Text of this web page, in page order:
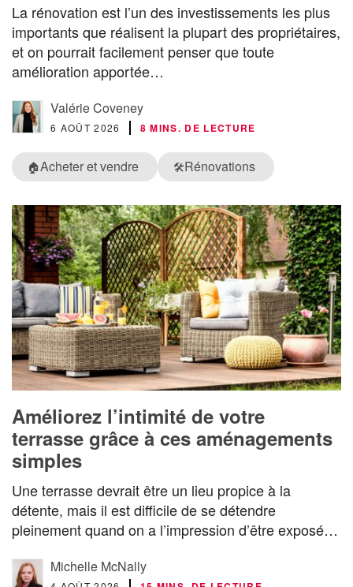
La rénovation est l’un des investissements les plus
importants que réalisent la plupart des propriétaires,
et on pourrait facilement penser que toute
amélioration apportée…
Valérie Coveney
6 AOÛT 2026 8 MINS. DE LECTURE
🏠Acheter et vendre 🛠️Rénovations
Améliorez l’intimité de votre
terrasse grâce à ces aménagements
simples
Une terrasse devrait être un lieu propice à la
détente, mais il est difficile de se détendre
pleinement quand on a l’impression d’être exposé…
Michelle McNally